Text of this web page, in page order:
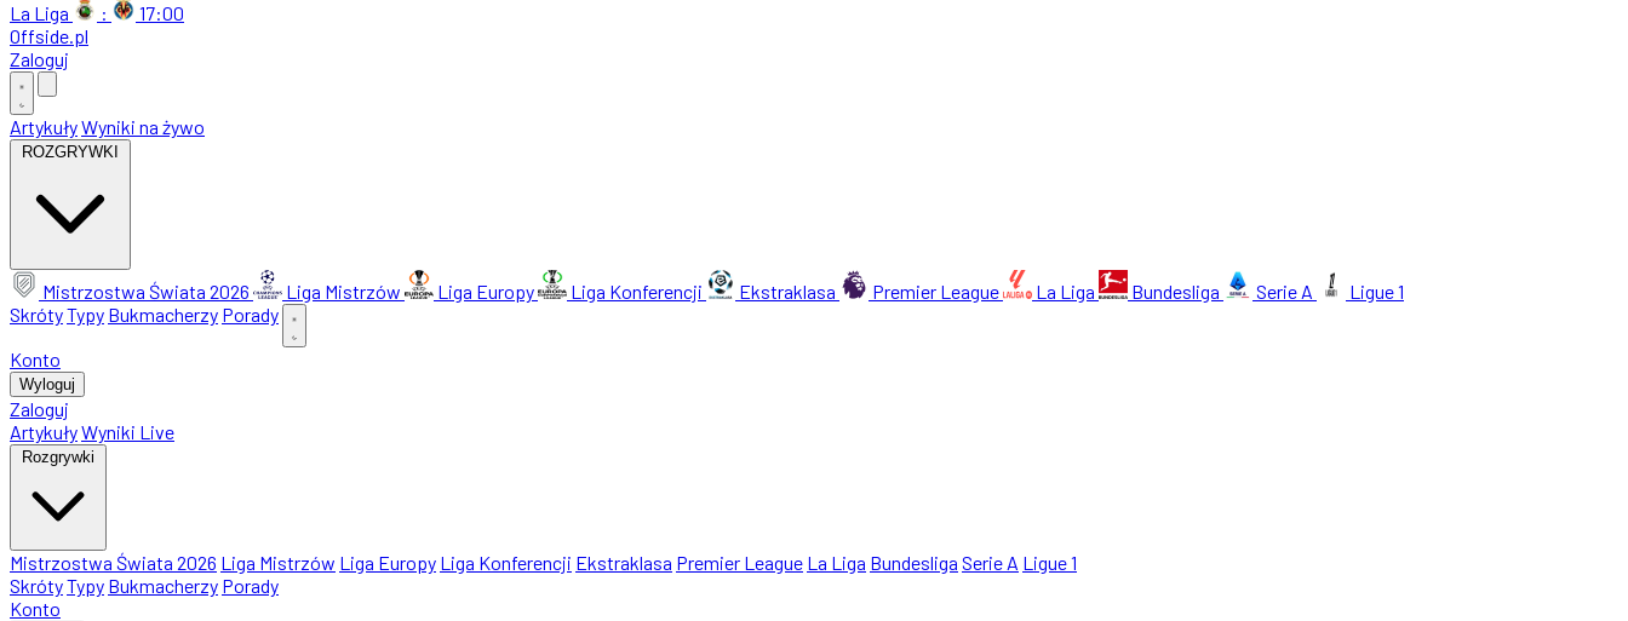
La Liga
:
17:00
Offside.pl
Zaloguj
ArtykułyWyniki na żywo
ROZGRYWKI
Mistrzostwa Świata 2026 Liga Mistrzów Liga Europy Liga Konferencji Ekstraklasa Premier League La Liga Bundesliga Serie A
Ligue 1
SkrótyTypy Bukmacherzy Porady
Konto
Wyloguj
Zaloguj
ArtykułyWyniki Live
Rozgrywki
Mistrzostwa Świata 2026 Liga Mistrzów Liga Europy Liga Konferencji Ekstraklasa Premier League La Liga Bundesliga Serie A Ligue 1
SkrótyTypy Bukmacherzy Porady
Konto